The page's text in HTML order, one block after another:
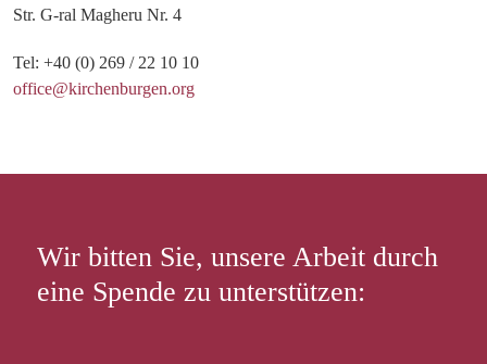
Str. G-ral Magheru Nr. 4
Tel: +40 (0) 269 / 22 10 10
office@kirchenburgen.org
Wir bitten Sie, unsere Arbeit durch
eine Spende zu unterstützen: